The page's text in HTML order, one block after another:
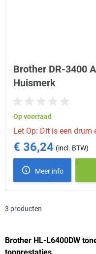
Brother DR-3400
Huismerk
Op voorraad
Let Op: Dit is een drum
€ 36,24
Meer info
3 producten
Brother HL-L6400DW